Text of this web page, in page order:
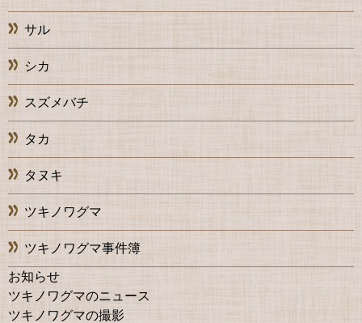
サル
シカ
スズメバチ
タカ
タヌキ
ツキノワグマ
ツキノワグマ事件簿
お知らせ
ツキノワグマのニュース
ツキノワグマの撮影